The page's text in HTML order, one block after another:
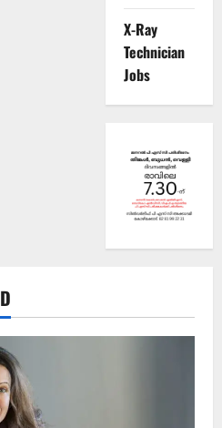
X-Ray
Technician
Jobs